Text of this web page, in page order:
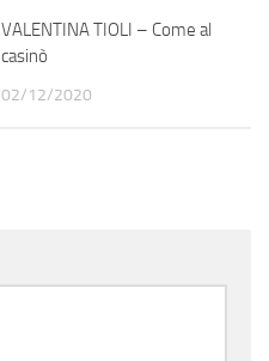
VALENTINA TIOLI – Come al
casinò
02/12/2020